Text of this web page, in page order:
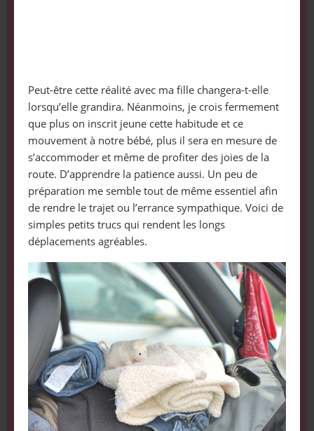
Peut-être cette réalité avec ma fille changera-t-elle
lorsqu’elle grandira. Néanmoins, je crois fermement
que plus on inscrit jeune cette habitude et ce
mouvement à notre bébé, plus il sera en mesure de
s’accommoder et même de profiter des joies de la
route. D’apprendre la patience aussi. Un peu de
préparation me semble tout de même essentiel afin
de rendre le trajet ou l’errance sympathique. Voici de
simples petits trucs qui rendent les longs
déplacements agréables.